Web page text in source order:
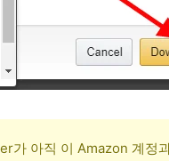
가 아직 이 Amazon 계정